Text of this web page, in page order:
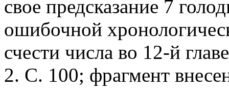
свое предсказание 7
ошибочной
счести числа во 12-й
2. С. 100; фрагмент